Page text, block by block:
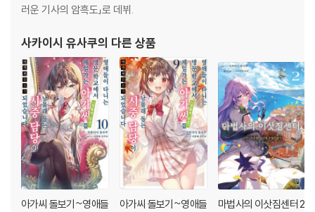
러운 기사의 암흑도」로 데뷔.
사카이시 유사쿠의 다른 상품
아가씨 돌보기~영애들
아가씨 돌보기~영애들
마법사의 이삿짐센터 2